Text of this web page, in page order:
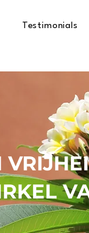
Testimonials